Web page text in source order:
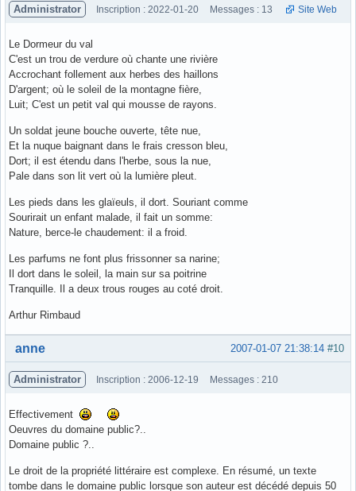
Administrator Inscription : 2022-01-20 Messages : 13 Site Web
Le Dormeur du val
C'est un trou de verdure où chante une rivière
Accrochant follement aux herbes des haillons
D'argent; où le soleil de la montagne fière,
Luit; C'est un petit val qui mousse de rayons.
Un soldat jeune bouche ouverte, tête nue,
Et la nuque baignant dans le frais cresson bleu,
Dort; il est étendu dans l'herbe, sous la nue,
Pale dans son lit vert où la lumière pleut.
Les pieds dans les glaïeuls, il dort. Souriant comme
Sourirait un enfant malade, il fait un somme:
Nature, berce-le chaudement: il a froid.
Les parfums ne font plus frissonner sa narine;
Il dort dans le soleil, la main sur sa poitrine
Tranquille. Il a deux trous rouges au coté droit.
Arthur Rimbaud
Hors ligne #10
2007-01-07 21:38:14
anne
Administrator Inscription : 2006-12-19 Messages : 210
Effectivement
Oeuvres du domaine public?..
Domaine public ?..
Le droit de la propriété littéraire est complexe. En résumé, un texte
tombe dans le domaine public lorsque son auteur est décédé depuis 50